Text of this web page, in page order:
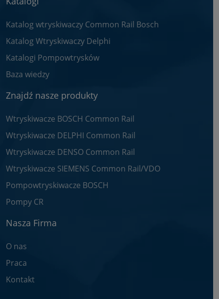
Katalog wtryskiwaczy Common Rail Bosch
Katalog Wtryskiwaczy Delphi
Katalogi Pompowtrysków
Baza wiedzy
Znajdź nasze produkty
Wtryskiwacze BOSCH Common Rail
Wtryskiwacze DELPHI Common Rail
Wtryskiwacze DENSO Common Rail
Wtryskiwacze SIEMENS Common Rail/VDO
Pompowtryskiwacze BOSCH
Pompy CR
Nasza Firma
O nas
Praca
Kontakt